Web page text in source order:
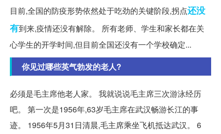
目前,全国的防疫形势依然处于吃劲的关键阶段,拐点还没
有到来,疫情还没有解除。 所有老师、学生和家长都在关
心学生的开学时间,但目前全国还没有一个学校确定...
你见过哪些英气勃发的老人?
必须是毛主席他老人家。 我就说说毛主席三次游泳经历
吧。 第一次是1956年,63岁毛主席在武汉畅游长江的事
迹。 1956年5月31日清晨,毛主席乘坐飞机抵达武汉。 6